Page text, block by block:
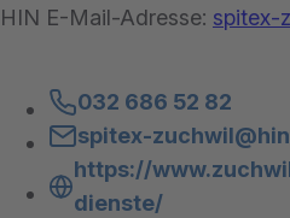
HIN E-Mail-Adresse: spitex-
032 686 52 82
spitex-
https://
dienste/